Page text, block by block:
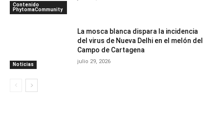
Contenido
PhytomaCommunity
Noticias
La mosca blanca dispara la incidencia
del virus de Nueva Delhi en el melón del
Campo de Cartagena
julio 29, 2026